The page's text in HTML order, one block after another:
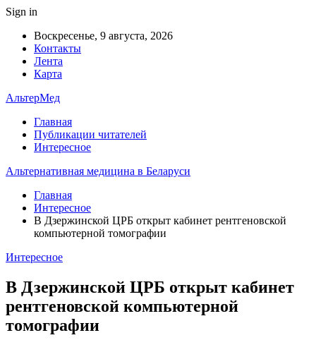
Sign in
Воскресенье, 9 августа, 2026
Контакты
Лента
Карта
АльтерМед
Главная
Публикации читателей
Интересное
Альтернативная медицина в Беларуси
Главная
Интересное
В Дзержинской ЦРБ открыт кабинет рентгеновской
компьютерной томографии
Интересное
В Дзержинской ЦРБ открыт кабинет
рентгеновской компьютерной
томографии